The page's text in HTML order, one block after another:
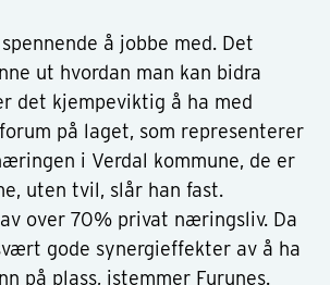
å jobbe med. Det
ut hvordan man kan bidra
det kjempeviktig å ha med
på laget, som representerer
i Verdal kommune, de er
uten tvil, slår han fast.
over 70% privat næringsliv. Da
gode synergieffekter av å ha
på plass, istemmer Furunes.